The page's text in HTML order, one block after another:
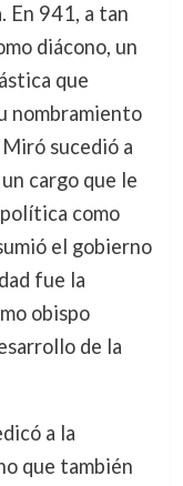
En 941, a tan
diácono, un
que
nombramiento
sucedió a
cargo que le
como
el gobierno
fue la
obispo
de la
a la
que también